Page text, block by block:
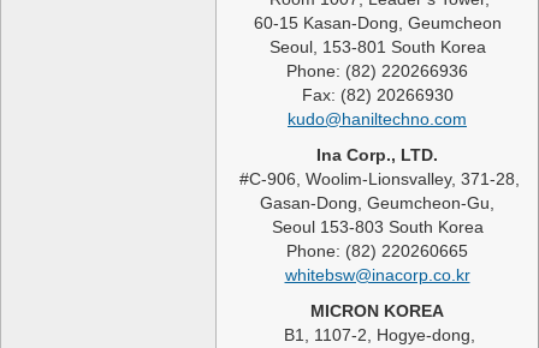
60-15 Kasan-Dong, Geumcheon
Seoul, 153-801 South Korea
Phone: (82) 220266936
Fax: (82) 20266930
kudo@haniltechno.com
Ina Corp., LTD.
#C-906, Woolim-Lionsvalley, 371-28,
Gasan-Dong, Geumcheon-Gu,
Seoul 153-803 South Korea
Phone: (82) 220260665
whitebsw@inacorp.co.kr
MICRON KOREA
B1, 1107-2, Hogye-dong,